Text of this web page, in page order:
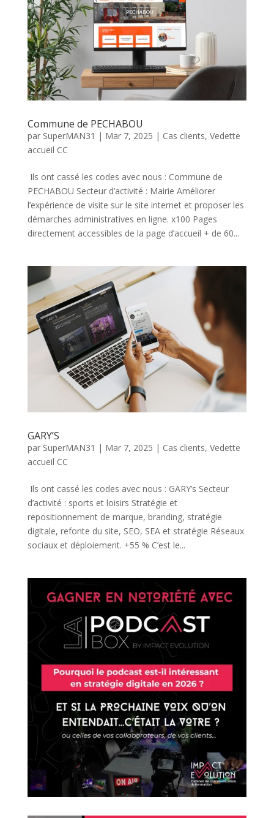
Commune de PECHABOU
par SuperMAN31 | Mar 7, 2025 | Cas clients, Vedette
accueil CC
Ils ont cassé les codes avec nous : Commune de
PECHABOU Secteur d’activité : Mairie Améliorer
l’expérience de visite sur le site internet et proposer les
démarches administratives en ligne. x100 Pages
directement accessibles de la page d’accueil + de 60...
GARY’S
par SuperMAN31 | Mar 7, 2025 | Cas clients, Vedette
accueil CC
Ils ont cassé les codes avec nous : GARY’s Secteur
d’activité : sports et loisirs Stratégie et
repositionnement de marque, branding, stratégie
digitale, refonte du site, SEO, SEA et stratégie Réseaux
sociaux et déploiement. +55 % C’est le...